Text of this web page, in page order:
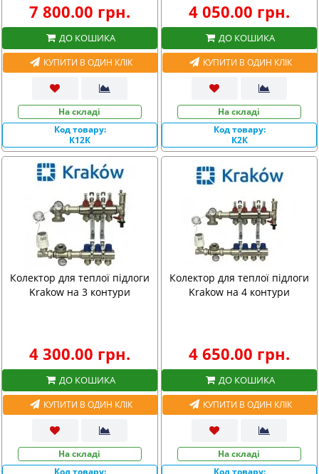
7 800.00 грн.
ДО КОШИКА
КУПИТИ В ОДИН КЛІК
На складі
Код товару:
К12К
4 050.00 грн.
ДО КОШИКА
КУПИТИ В ОДИН КЛІК
На складі
Код товару:
К2К
Колектор для теплої підлоги
Krakow на 3 контури
4 300.00 грн.
ДО КОШИКА
КУПИТИ В ОДИН КЛІК
На складі
Код товару:
Колектор для теплої підлоги
Krakow на 4 контури
4 650.00 грн.
ДО КОШИКА
КУПИТИ В ОДИН КЛІК
На складі
Код товару: